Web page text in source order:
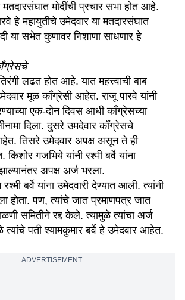
मोदींची प्रचार सभा होत आहे.
हे महायुतीचे उमेदवार या मतदारसंघात
या सभेत कुणावर निशाणा साधणार हे
लढत होत आहे. यात महत्त्वाची बाब
मूळ काँग्रेसी आहेत. राजू पारवे यांनी
एक-दोन दिवस आधी काँग्रेसच्या
दिला. दुसरे उमदेवार काँग्रेसचे
तिसरे उमेदवार अपक्ष असून ते ही
गजभिये यांनी रश्मी बर्वे यांना
अपक्ष अर्ज भरला.
बर्वे यांना उमेदवारी देण्यात आली. त्यांनी
होता. पण, त्यांचे जात प्रमाणपत्र जात
समितीने रद्द केले. त्यामुळे त्यांचा अर्ज
त्यांचे पती श्यामकुमार बर्वे हे उमेदवार आहेत.
ADVERTISEMENT